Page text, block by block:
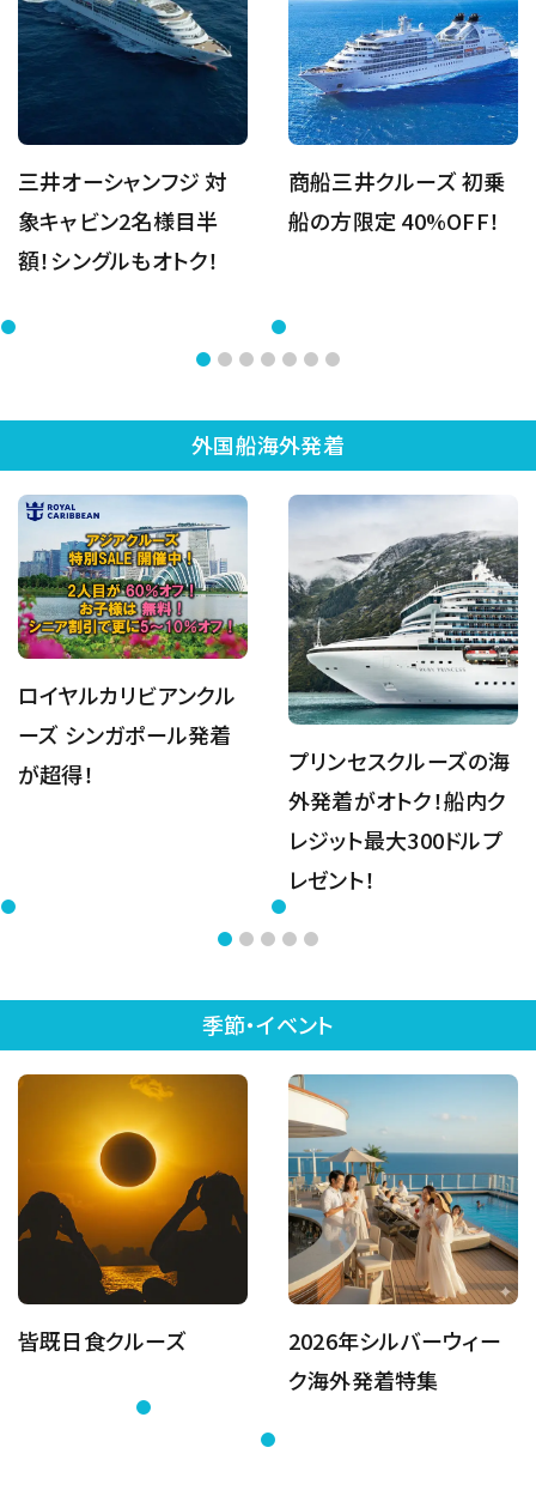
三井オーシャンフジ 対
象キャビン2名様目半
額！シングルもオトク！
商船三井クルーズ 初乗
船の方限定 40%OFF！
外国船海外発着
ロイヤルカリビアンクル
ーズ シンガポール発着
が超得！
プリンセスクルーズの海
外発着がオトク！船内ク
レジット最大300ドルプ
レゼント！
季節・イベント
皆既日食クルーズ
2026年シルバーウィー
ク海外発着特集